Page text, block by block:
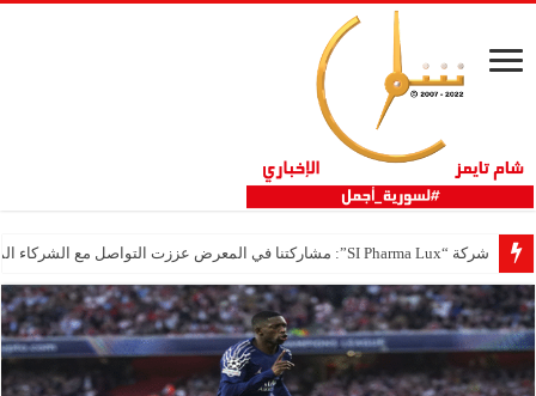
شركة “SI Pharma Lux”: مشاركتنا في المعرض عززت التواصل مع الشركاء المحليين والدوليين